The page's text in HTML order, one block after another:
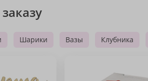
Шарики Вазы Клубника